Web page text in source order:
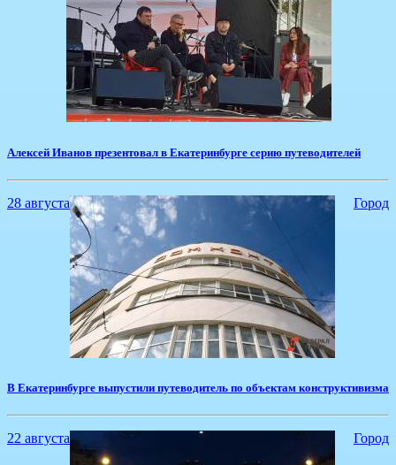
​Алексей Иванов презентовал в Екатеринбурге серию путеводителей
28 августа Город
​В Екатеринбурге выпустили путеводитель по объектам конструктивизма
22 августа Город